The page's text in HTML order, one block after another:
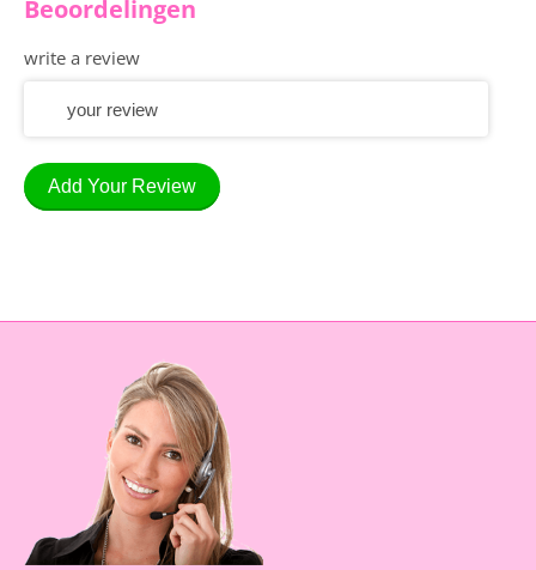
Beoordelingen
write a review
Add Your Review